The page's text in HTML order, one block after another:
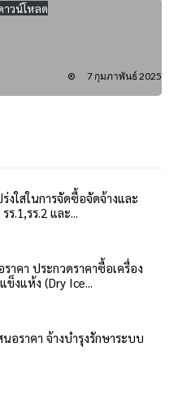
าวน์โหลด
7 กุมภาพันธ์ 2025
ร่งใสในการจัดซื้อจัดจ้างและ
รร.2 และ...
าคา ประกวดราคาซื้อเครื่อง
งแห้ง (Dry Ice...
อราคา จ้างบำรุงรักษาระบบ